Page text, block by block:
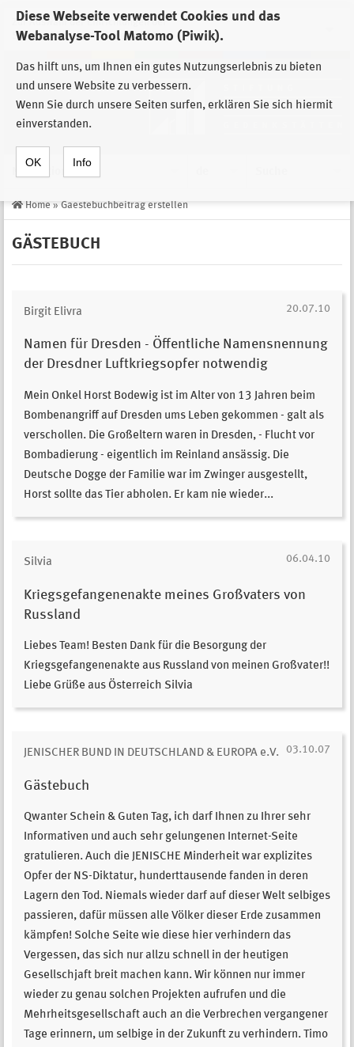
Diese Webseite verwendet Cookies und das
Webanalyse-Tool Matomo (Piwik).
Das hilft uns, um Ihnen ein gutes Nutzungserlebnis zu bieten
und unsere Website zu verbessern.
Wenn Sie durch unsere Seiten surfen, erklären Sie sich hiermit
einverstanden.
OK Info
Zur Auswahl der Einrichtungen der
Stiftung Sächsische Gedenkstätten
Home » Gaestebuchbeitrag erstellen
GÄSTEBUCH
20.07.10
Birgit Elivra
Namen für Dresden - Öffentliche Namensnennung
der Dresdner Luftkriegsopfer notwendig
Mein Onkel Horst Bodewig ist im Alter von 13 Jahren beim
Bombenangriff auf Dresden ums Leben gekommen - galt als
verschollen. Die Großeltern waren in Dresden, - Flucht vor
Bombadierung - eigentlich im Reinland ansässig. Die
Deutsche Dogge der Familie war im Zwinger ausgestellt,
Horst sollte das Tier abholen. Er kam nie wieder...
06.04.10
Silvia
Kriegsgefangenenakte meines Großvaters von
Russland
Liebes Team! Besten Dank für die Besorgung der
Kriegsgefangenenakte aus Russland von meinen Großvater!!
Liebe Grüße aus Österreich Silvia
03.10.07
JENISCHER BUND IN DEUTSCHLAND & EUROPA e.V.
Gästebuch
Qwanter Schein & Guten Tag, ich darf Ihnen zu Ihrer sehr
Informativen und auch sehr gelungenen Internet-Seite
gratulieren. Auch die JENISCHE Minderheit war explizites
Opfer der NS-Diktatur, hunderttausende fanden in deren
Lagern den Tod. Niemals wieder darf auf dieser Welt selbiges
passieren, dafür müssen alle Völker dieser Erde zusammen
kämpfen! Solche Seite wie diese hier verhindern das
Vergessen, das sich nur allzu schnell in der heutigen
Gesellschjaft breit machen kann. Wir können nur immer
wieder zu genau solchen Projekten aufrufen und die
Mehrheitsgesellschaft auch an die Verbrechen vergangener
Tage erinnern, um selbige in der Zukunft zu verhindern. Timo